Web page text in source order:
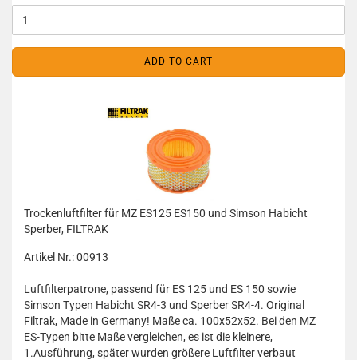
ADD TO CART
Trockenluftfilter für MZ ES125 ES150 und Simson Habicht
Sperber, FILTRAK
Artikel Nr.: 00913
Luftfilterpatrone, passend für ES 125 und ES 150 sowie
Simson Typen Habicht SR4-3 und Sperber SR4-4. Original
Filtrak, Made in Germany! Maße ca. 100x52x52. Bei den MZ
ES-Typen bitte Maße vergleichen, es ist die kleinere,
1.Ausführung, später wurden größere Luftfilter verbaut